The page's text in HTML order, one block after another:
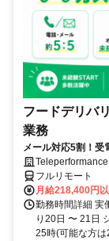
フードデリバ
業務
メール対応5割！
フルリモート
月給218,400円
勤務時間詳細 実
り20日 〜 21日
25時(可能な方